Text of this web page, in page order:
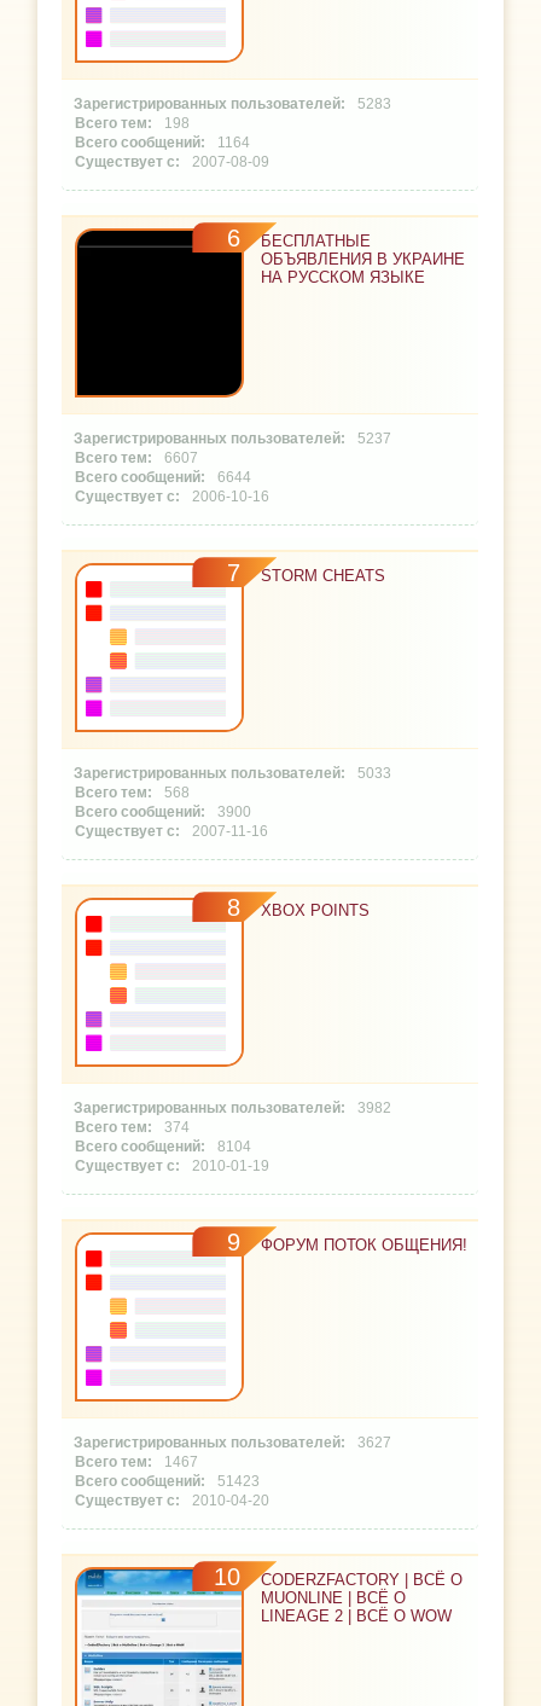
5283
198
1164
2007-08-09
6
БЕСПЛАТНЫЕ
ОБЪЯВЛЕНИЯ В УКРАИНЕ
НА РУССКОМ ЯЗЫКЕ
5237
6607
6644
2006-10-16
7 STORM CHEATS
5033
568
3900
2007-11-16
8 XBOX POINTS
3982
374
8104
2010-01-19
9 ФОРУМ ПОТОК ОБЩЕНИЯ!
3627
1467
51423
2010-04-20
10
CODERZFACTORY | ВСЁ О
MUONLINE | ВСЁ О
LINEAGE 2 | ВСЁ О WOW